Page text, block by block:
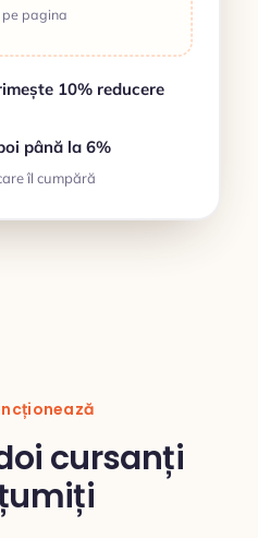
pagina
10% reducere
până la 6%
îl cumpără
cursanți